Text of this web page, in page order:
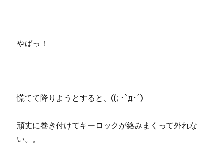
やばっ！
慌てて降りようとすると、((; ･`д･´)
頑丈に巻き付けてキーロックが絡みまくって外れな
い。。